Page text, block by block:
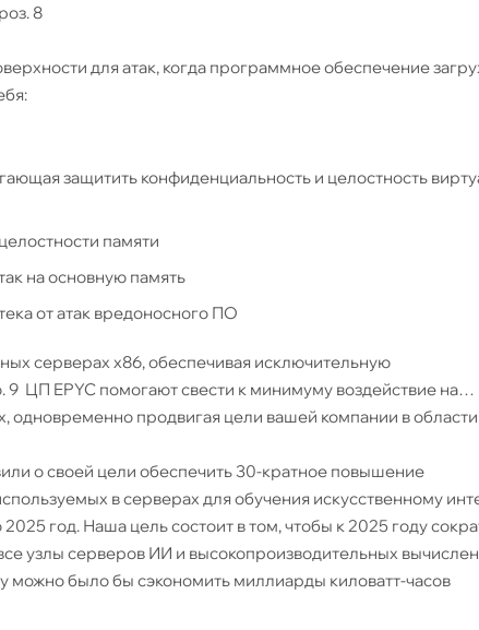
8
для атак, когда программное обеспечение
защитить конфиденциальность и целостность
памяти
на основную память
от атак вредоносного ПО
серверах x86, обеспечивая исключительную
ЦП EPYC помогают свести к минимуму воздействие на
продвигая цели вашей компании в области
о своей цели обеспечить 30-кратное повышение
в серверах для обучения искусственному
год. Наша цель состоит в том, чтобы к 2025 году
узлы серверов ИИ и высокопроизводительных
можно было бы сэкономить миллиарды киловатт-часов